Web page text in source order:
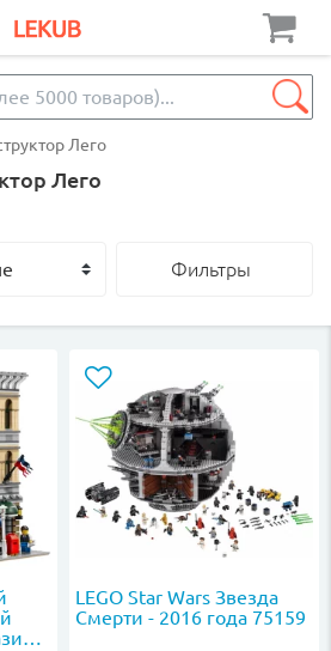
Лего
Лего
Фильтры
LEGO Star Wars Звезда
Смерти - 2016 года 75159